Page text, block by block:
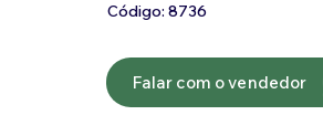
Código: 8736
Falar com o vendedor